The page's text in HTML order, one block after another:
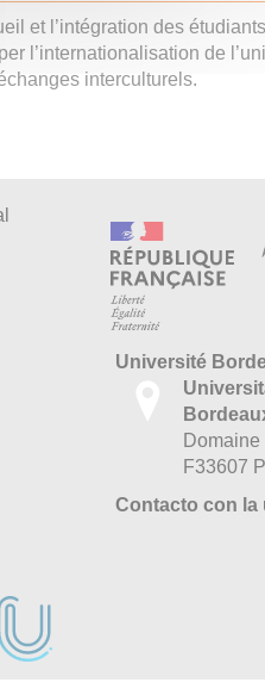
et l’intégration des
l’internationalisation de
interculturels.
Université
F33607
Contacto con la